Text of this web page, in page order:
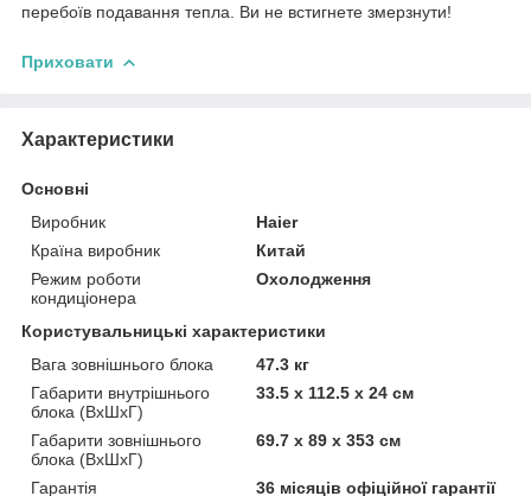
перебоїв подавання тепла. Ви не встигнете змерзнути!
Приховати
Характеристики
Основні
Виробник
Haier
Країна виробник
Китай
Режим роботи
кондиціонера
Охолодження
Користувальницькі характеристики
Вага зовнішнього блока
47.3 кг
Габарити внутрішнього
блока (ВхШхГ)
33.5 х 112.5 x 24 см
Габарити зовнішнього
блока (ВхШхГ)
69.7 х 89 x 353 см
Гарантія
36 місяців офіційної гарантії